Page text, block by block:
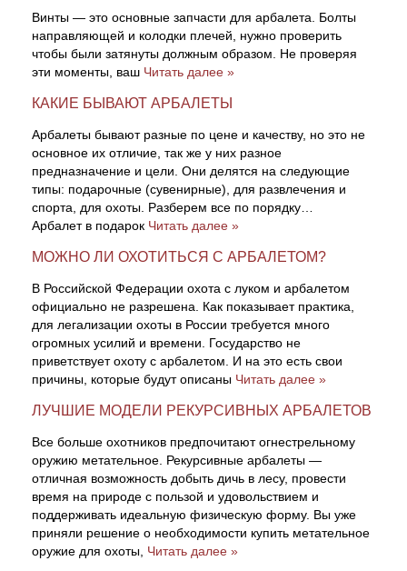
Винты — это основные запчасти для арбалета. Болты
направляющей и колодки плечей, нужно проверить
чтобы были затянуты должным образом. Не проверяя
эти моменты, ваш Читать далее »
КАКИЕ БЫВАЮТ АРБАЛЕТЫ
Арбалеты бывают разные по цене и качеству, но это не
основное их отличие, так же у них разное
предназначение и цели. Они делятся на следующие
типы: подарочные (сувенирные), для развлечения и
спорта, для охоты. Разберем все по порядку…
Арбалет в подарок Читать далее »
МОЖНО ЛИ ОХОТИТЬСЯ С АРБАЛЕТОМ?
В Российской Федерации охота с луком и арбалетом
официально не разрешена. Как показывает практика,
для легализации охоты в России требуется много
огромных усилий и времени. Государство не
приветствует охоту с арбалетом. И на это есть свои
причины, которые будут описаны Читать далее »
ЛУЧШИЕ МОДЕЛИ РЕКУРСИВНЫХ АРБАЛЕТОВ
Все больше охотников предпочитают огнестрельному
оружию метательное. Рекурсивные арбалеты —
отличная возможность добыть дичь в лесу, провести
время на природе с пользой и удовольствием и
поддерживать идеальную физическую форму. Вы уже
приняли решение о необходимости купить метательное
оружие для охоты, Читать далее »